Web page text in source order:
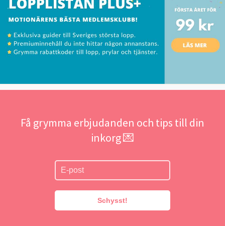
Få grymma erbjudanden och tips till din
inkorg 💌
Schysst!